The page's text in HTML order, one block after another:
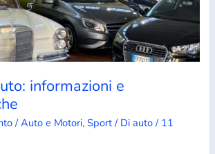
informazioni e
/Auto e Motori,Sport/ Diauto/ 11